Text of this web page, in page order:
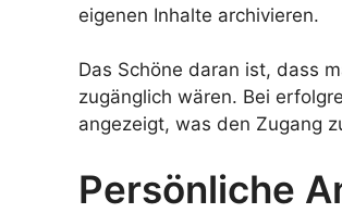
eigenen Inhalte archivieren.
Das Schöne daran ist, dass
zugänglich wären. Bei
angezeigt, was den Zugang
Persönliche